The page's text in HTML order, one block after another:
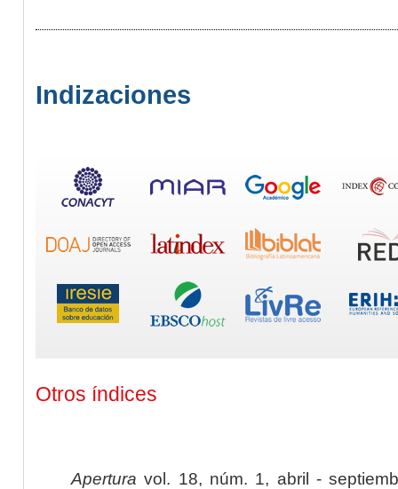
Indizaciones
Otros índices
Apertura vol. 18, núm. 1, abril -